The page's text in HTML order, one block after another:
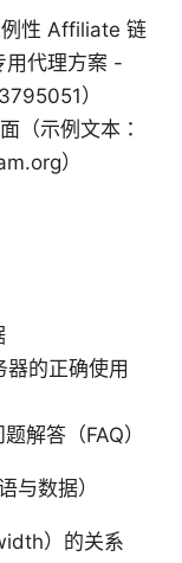
性 Affiliate 链
用代理方案 -
）
（示例文本：
）
的正确使用
解答（FAQ）
与数据）
）的关系